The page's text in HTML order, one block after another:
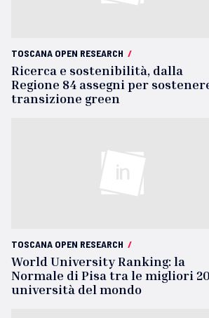
TOSCANA OPEN RESEARCH /
Ricerca e sostenibilità, dalla
Regione 84 assegni per
transizione green
TOSCANA OPEN RESEARCH /
World University Ranking: la
Normale di Pisa tra le migliori
università del mondo